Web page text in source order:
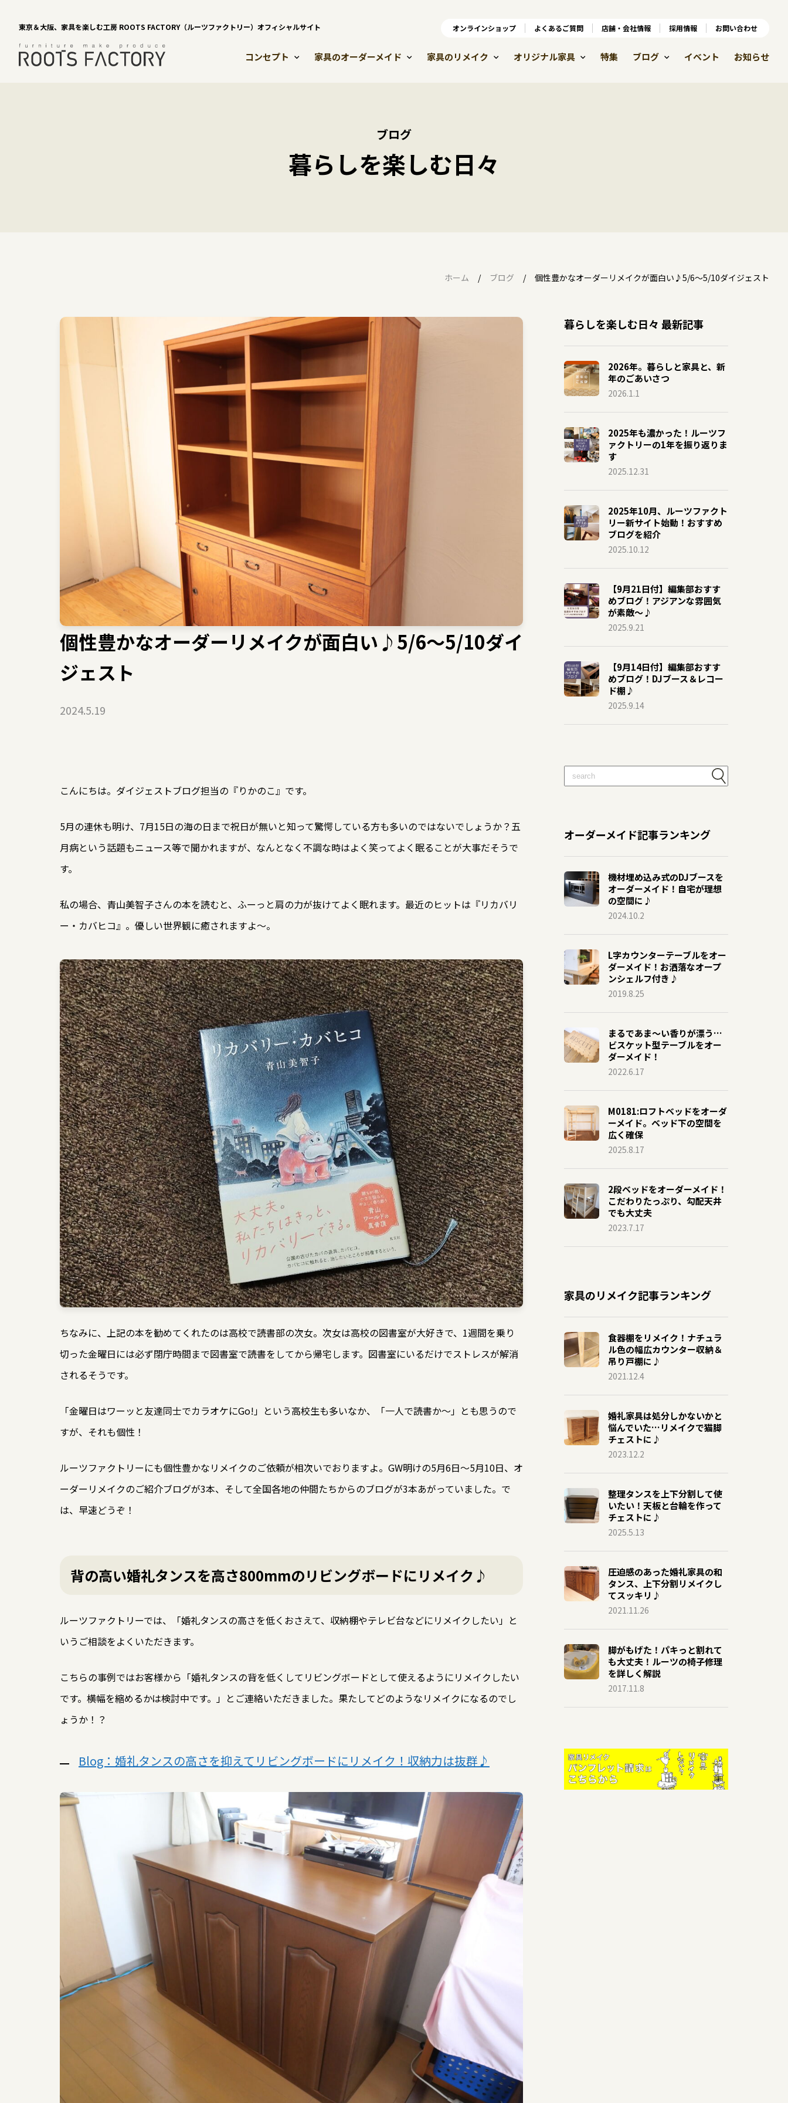
東京＆大阪、家具を楽しむ工房 ROOTS FACTORY（ルーツファクトリー）オフィシャルサイト オンラインショップ よくあるご質問 店舗・会社情報 採用情報
コンセプト 家具のオーダーメイド 家具のリメイク オリジナル家具 特集 ブログ イベント お知らせ
オンラインショップ よくあるご質問 店舗・会社情報 採用情報 お問い合わせ
ブログ
暮らしを楽しむ日々
ホーム ブログ 個性豊かなオーダーリメイクが面白い♪5/6～5/10ダイジェスト
個性豊かなオーダーリメイクが面白い♪5/6～5/10ダイ
ジェスト
2024.5.19
こんにちは。ダイジェストブログ担当の『りかのこ』です。
5月の連休も明け、7月15日の海の日まで祝日が無いと知って驚愕している方も多いのではないでしょうか？五
月病という話題もニュース等で聞かれますが、なんとなく不調な時はよく笑ってよく眠ることが大事だそうで
す。
私の場合、青山美智子さんの本を読むと、ふーっと肩の力が抜けてよく眠れます。最近のヒットは『リカバリ
ー・カバヒコ』。優しい世界観に癒されますよ～。
ちなみに、上記の本を勧めてくれたのは高校で読書部の次女。次女は高校の図書室が大好きで、1週間を乗り
切った金曜日には必ず閉庁時間まで図書室で読書をしてから帰宅します。図書室にいるだけでストレスが解消
されるそうです。
「金曜日はワーッと友達同士でカラオケにGo!」という高校生も多いなか、「一人で読書か～」とも思うので
すが、それも個性！
ルーツファクトリーにも個性豊かなリメイクのご依頼が相次いでおりますよ。GW明けの5月6日～5月10日、オ
ーダーリメイクのご紹介ブログが3本、そして全国各地の仲間たちからのブログが3本あがっていました。で
は、早速どうぞ！
背の高い婚礼タンスを高さ800mmのリビングボードにリメイク♪
ルーツファクトリーでは、「婚礼タンスの高さを低くおさえて、収納棚やテレビ台などにリメイクしたい」と
いうご相談をよくいただきます。
こちらの事例ではお客様から「婚礼タンスの背を低くしてリビングボードとして使えるようにリメイクしたい
です。横幅を縮めるかは検討中です。」とご連絡いただきました。果たしてどのようなリメイクになるのでし
ょうか！？
Blog：婚礼タンスの高さを抑えてリビングボードにリメイク！収納力は抜群♪
暮らしを楽しむ日々 最新記事
2026年。暮らしと家具と、新
年のごあいさつ
2026.1.1
2025年も濃かった！ルーツフ
ァクトリーの1年を振り返りま
す
2025.12.31
2025年10月、ルーツファクト
リー新サイト始動！おすすめ
ブログを紹介
2025.10.12
【9月21日付】編集部おすす
めブログ！アジアンな雰囲気
が素敵～♪
2025.9.21
【9月14日付】編集部おすす
めブログ！DJブース＆レコー
ド棚♪
2025.9.14
オーダーメイド記事ランキング
機材埋め込み式のDJブースを
オーダーメイド！自宅が理想
の空間に♪
2024.10.2
L字カウンターテーブルをオー
ダーメイド！お洒落なオープ
ンシェルフ付き♪
2019.8.25
まるであま〜い香りが漂う…
ビスケット型テーブルをオー
ダーメイド！
2022.6.17
M0181:ロフトベッドをオーダ
ーメイド。ベッド下の空間を
広く確保
2025.8.17
2段ベッドをオーダーメイド！
こだわりたっぷり、勾配天井
でも大丈夫
2023.7.17
家具のリメイク記事ランキング
食器棚をリメイク！ナチュラ
ル色の幅広カウンター収納＆
吊り戸棚に♪
2021.12.4
婚礼家具は処分しかないかと
悩んでいた…リメイクで猫脚
チェストに♪
2023.12.2
整理タンスを上下分割して使
いたい！天板と台輪を作って
チェストに♪
2025.5.13
圧迫感のあった婚礼家具の和
タンス、上下分割リメイクし
てスッキリ♪
2021.11.26
脚がもげた！パキっと割れて
も大丈夫！ルーツの椅子修理
を詳しく解説
2017.11.8